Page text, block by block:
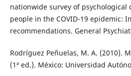
nationwide survey of psychological
people in the COVID-19 epidemic:
recommendations. General
Rodríguez Peñuelas, M. A. (2010).
(1ª ed.). México: Universidad